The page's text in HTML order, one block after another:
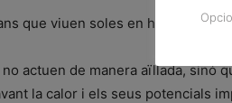
que viuen soles en habitatges
actuen de manera aïllada, sinó
la calor i els seus potencials